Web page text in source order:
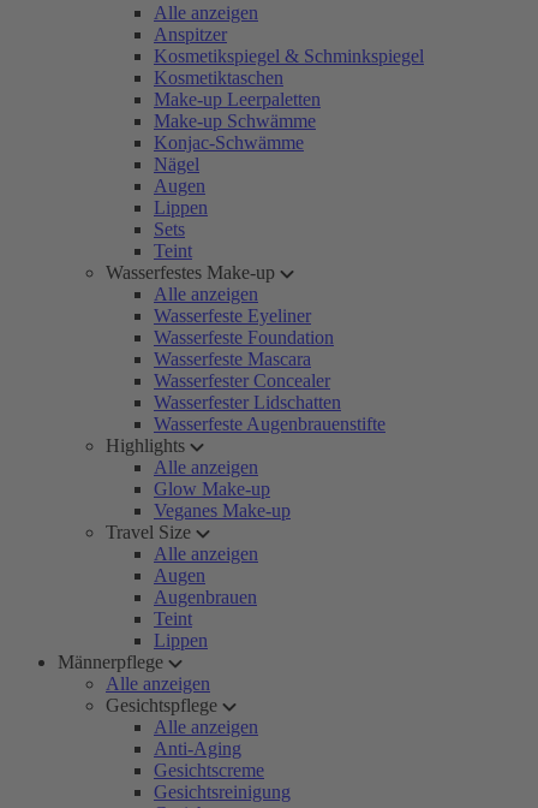
Alle anzeigen
Anspitzer
Kosmetikspiegel & Schminkspiegel
Kosmetiktaschen
Make-up Leerpaletten
Make-up Schwämme
Konjac-Schwämme
Nägel
Augen
Lippen
Sets
Teint
Wasserfestes Make-up
Alle anzeigen
Wasserfeste Eyeliner
Wasserfeste Foundation
Wasserfeste Mascara
Wasserfester Concealer
Wasserfester Lidschatten
Wasserfeste Augenbrauenstifte
Highlights
Alle anzeigen
Glow Make-up
Veganes Make-up
Travel Size
Alle anzeigen
Augen
Augenbrauen
Teint
Lippen
Männerpflege
Alle anzeigen
Gesichtspflege
Alle anzeigen
Anti-Aging
Gesichtscreme
Gesichtsreinigung